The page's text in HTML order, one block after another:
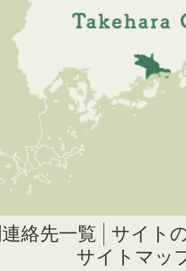
絡先一覧
サイト
サイトマッ